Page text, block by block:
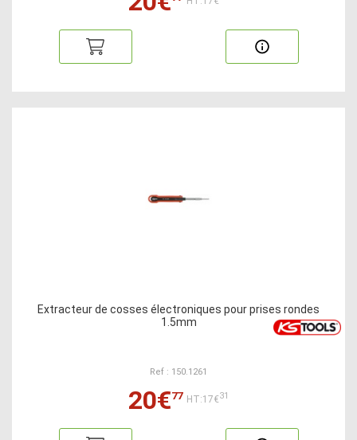
Extracteur de cosses électroniques pour prises rondes
1.5mm
Ref : 150.1261
20€77 HT:17€31